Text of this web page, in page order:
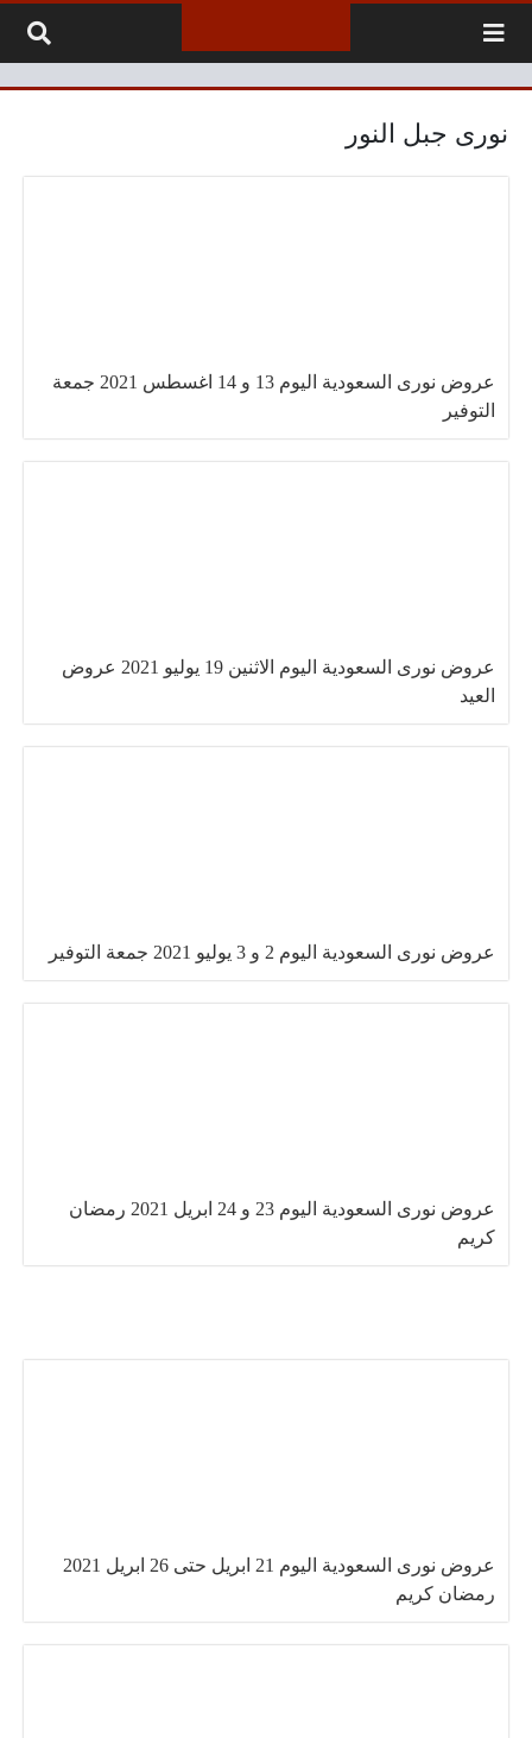
نورى جبل النور
عروض نورى السعودية اليوم 13 و 14 اغسطس 2021 جمعة
التوفير
عروض نورى السعودية اليوم الاثنين 19 يوليو 2021 عروض
العيد
عروض نورى السعودية اليوم 2 و 3 يوليو 2021 جمعة التوفير
عروض نورى السعودية اليوم 23 و 24 ابريل 2021 رمضان
كريم
عروض نورى السعودية اليوم 21 ابريل حتى 26 ابريل 2021
رمضان كريم